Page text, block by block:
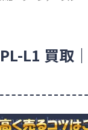
L1 買取